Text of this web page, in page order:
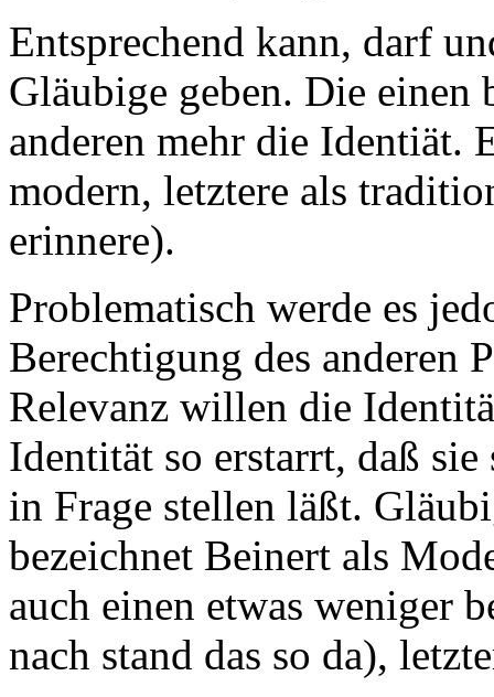
Entsprechend kann, darf
Gläubige geben. Die einen
anderen mehr die Identiät.
modern, letztere als
erinnere).
Problematisch werde es
Berechtigung des anderen
Relevanz willen die
Identität so erstarrt, daß
in Frage stellen läßt.
bezeichnet Beinert als
auch einen etwas weniger
nach stand das so da),